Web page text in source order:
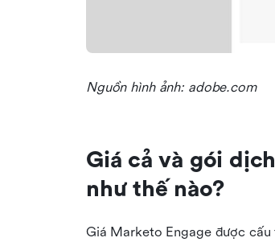
Nguồn hình ảnh: adobe.com
Giá cả và gói
như thế nào?
Giá Marketo Engage được